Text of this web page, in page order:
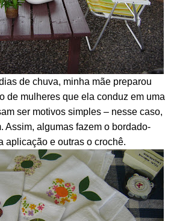
de chuva, minha mãe preparou
de mulheres que ela conduz em uma
ser motivos simples – nesse caso,
Assim, algumas fazem o bordado-
aplicação e outras o crochê.